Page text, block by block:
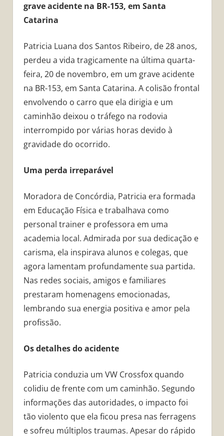
grave acidente na BR-153, em Santa
Catarina
Patricia Luana dos Santos Ribeiro, de 28 anos,
perdeu a vida tragicamente na última quarta-
feira, 20 de novembro, em um grave acidente
na BR-153, em Santa Catarina. A colisão frontal
envolvendo o carro que ela dirigia e um
caminhão deixou o tráfego na rodovia
interrompido por várias horas devido à
gravidade do ocorrido.
Uma perda irreparável
Moradora de Concórdia, Patricia era formada
em Educação Física e trabalhava como
personal trainer e professora em uma
academia local. Admirada por sua dedicação e
carisma, ela inspirava alunos e colegas, que
agora lamentam profundamente sua partida.
Nas redes sociais, amigos e familiares
prestaram homenagens emocionadas,
lembrando sua energia positiva e amor pela
profissão.
Os detalhes do acidente
Patricia conduzia um VW Crossfox quando
colidiu de frente com um caminhão. Segundo
informações das autoridades, o impacto foi
tão violento que ela ficou presa nas ferragens
e sofreu múltiplos traumas. Apesar do rápido